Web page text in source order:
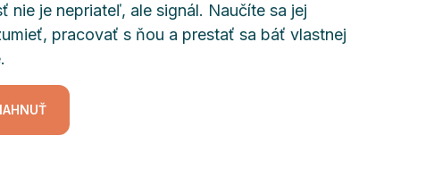
nie je nepriateľ, ale signál. Naučíte sa jej
pracovať s ňou a prestať sa báť vlastnej